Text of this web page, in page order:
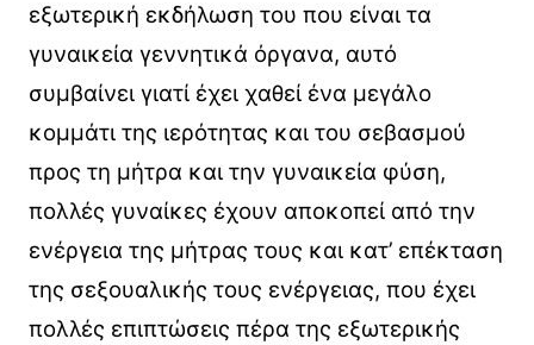
εξωτερική εκδήλωση του που είναι τα
γυναικεία γεννητικά όργανα, αυτό
συμβαίνει γιατί έχει χαθεί ένα μεγάλο
κομμάτι της ιερότητας και του σεβασμού
προς τη μήτρα και την γυναικεία φύση,
πολλές γυναίκες έχουν αποκοπεί από την
ενέργεια της μήτρας τους και κατ’ επέκταση
της σεξουαλικής τους ενέργειας, που έχει
πολλές επιπτώσεις πέρα της εξωτερικής